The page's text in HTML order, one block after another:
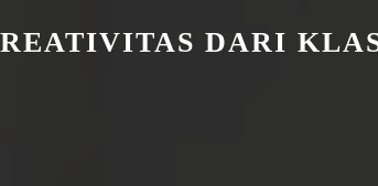
DARI